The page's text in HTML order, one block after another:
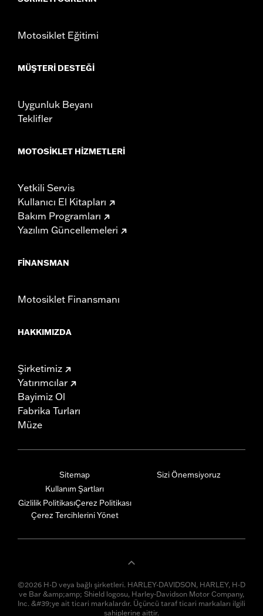
Motosiklet Eğitimi
MÜŞTERI DESTEĞI
Uygunluk Beyanı
Teklifler
MOTOSIKLET HIZMETLERI
Yetkili Servis
Kullanıcı El Kitapları
Bakım Programları
Yazılım Güncellemeleri
FINANSMAN
Motosiklet Finansmanı
HAKKIMIZDA
Şirketimiz
Yatırımcılar
Bayimiz Ol
Fabrika Turları
Müze
Sitemap
Kullanım Şartları
Gizlilik PolitikasıÇerez Politikası
Çerez Tercihlerini Yönet
Sizi Önemsiyoruz
©2026 H-D veya bağlı şirketleri. HARLEY-DAVIDSON, HARLEY, H-D
ve Bar &amp;amp; Shield logosu, Harley-Davidson Motor Company,
Inc. &#39;ye ait ticari markalardır. Üçüncü taraf ticari markaları ilgili
sahiplerine aittir.